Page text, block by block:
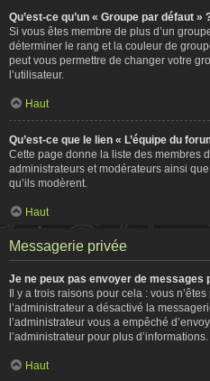
Qu’est-ce qu’un « Groupe par défaut »
Si vous êtes membre de plus d’un
déterminer le rang et la couleur de
peut vous permettre de changer votre
l’utilisateur.
Haut
Qu’est-ce que le lien « L’équipe du
Cette page donne la liste des membres
administrateurs et modérateurs ainsi
qu’ils modèrent.
Haut
Messagerie privée
Je ne peux pas envoyer de messages
Il y a trois raisons pour cela : vous
l’administrateur a désactivé la
l’administrateur vous a empêché
l’administrateur pour plus d’informations.
Haut